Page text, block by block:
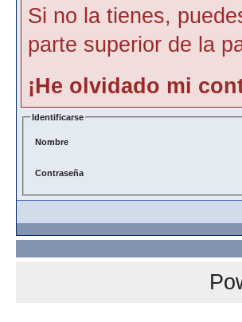
Si no la tienes,
parte superior de la
¡He olvidado mi
Identificarse
Nombre
Contraseña